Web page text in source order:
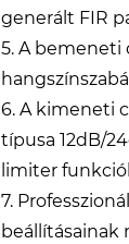
generált FIR
5. A bemeneti
6. A kimeneti
típusa 12dB/
limiter
7.
beállításainak